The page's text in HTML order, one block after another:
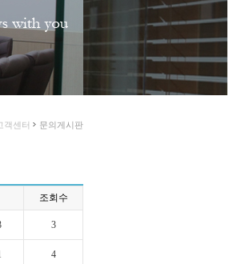
객센터 문의게시판
조회수
3
4